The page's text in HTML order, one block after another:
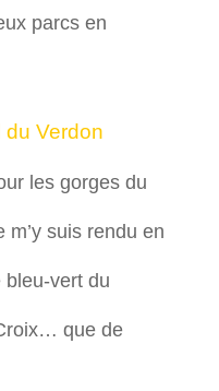
parcs en
du Verdon
les gorges du
suis rendu en
vert du
que de